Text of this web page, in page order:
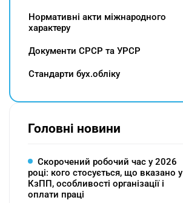
Нормативні акти міжнародного
характеру
Документи СРСР та УРСР
Cтандарти бух.обліку
Головні новини
Скорочений робочий час у 2026
році: кого стосується, що вказано у
КзПП, особливості організації і
оплати праці